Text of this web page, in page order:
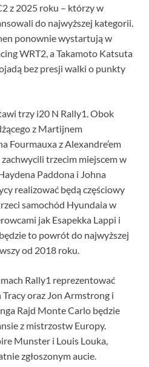
z 2025 roku – którzy w
do najwyższej kategorii.
ponownie wystartują w
WRT2, a Takamoto Katsuta
bez presji walki o punkty
trzy i20 N Rally1. Obok
z Martijnem
Fourmauxa z Alexandre’em
trzecim miejscem w
Paddona i Johna
realizować będą częściowy
samochód Hyundaia w
jak Esapekka Lappi i
to powrót do najwyższej
od 2018 roku.
Rally1 reprezentować
oraz Jon Armstrong i
Rajd Monte Carlo będzie
z mistrzostw Europy.
Munster i Louis Louka,
zgłoszonym aucie.